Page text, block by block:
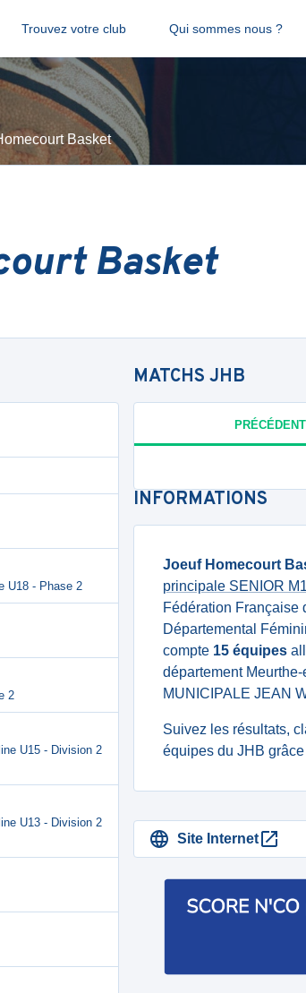
Trouvez votre club Qui sommes nous ?
Basket
Basket
U18 - Phase 2
2
U15 - Division 2
U13 - Division 2
MATCHS JHB
PRÉCÉDENT
INFORMATIONS
Joeuf Homecourt
principale SENIOR M1
Fédération Française
Départemental
compte 15 équipes
département
MUNICIPALE JEAN
Suivez les résultats,
équipes du JHB
Site Internet